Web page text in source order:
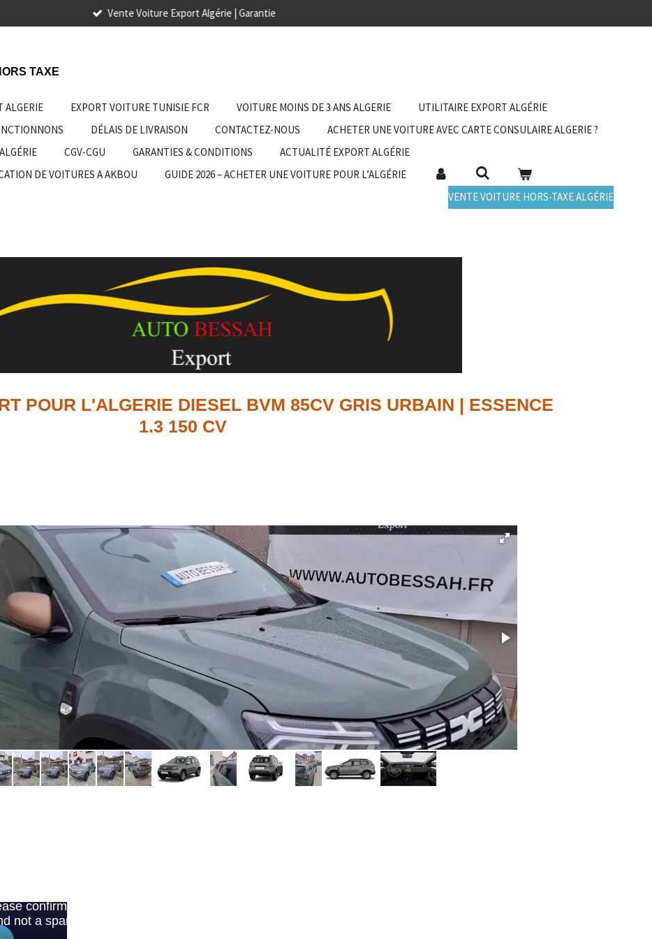
Vente Voiture Export Algérie | Garantie
TAXE
ALGERIE EXPORT VOITURE TUNISIE FCR VOITURE MOINS DE 3 ANS ALGERIE
UTILITAIRE EXPORT ALGÉRIE
DÉLAIS DE LIVRAISON CONTACTEZ-NOUS
ACHETER UNE VOITURE AVEC CARTE CONSULAIRE ALGERIE ?
CGV-CGU GARANTIES & CONDITIONS
ACTUALITÉ EXPORT ALGÉRIE
DE VOITURES A AKBOU
GUIDE 2026 – ACHETER UNE VOITURE POUR L’ALGÉRIE
VENTE VOITURE HORS-TAXE ALGÉRIE
POUR L'ALGERIE DIESEL BVM 85CV GRIS URBAIN | ESSENCE
1.3 150 CV